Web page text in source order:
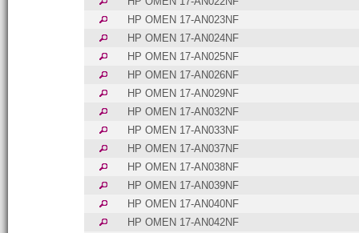
HP OMEN 17-AN023NF
HP OMEN 17-AN024NF
HP OMEN 17-AN025NF
HP OMEN 17-AN026NF
HP OMEN 17-AN029NF
HP OMEN 17-AN032NF
HP OMEN 17-AN033NF
HP OMEN 17-AN037NF
HP OMEN 17-AN038NF
HP OMEN 17-AN039NF
HP OMEN 17-AN040NF
HP OMEN 17-AN042NF